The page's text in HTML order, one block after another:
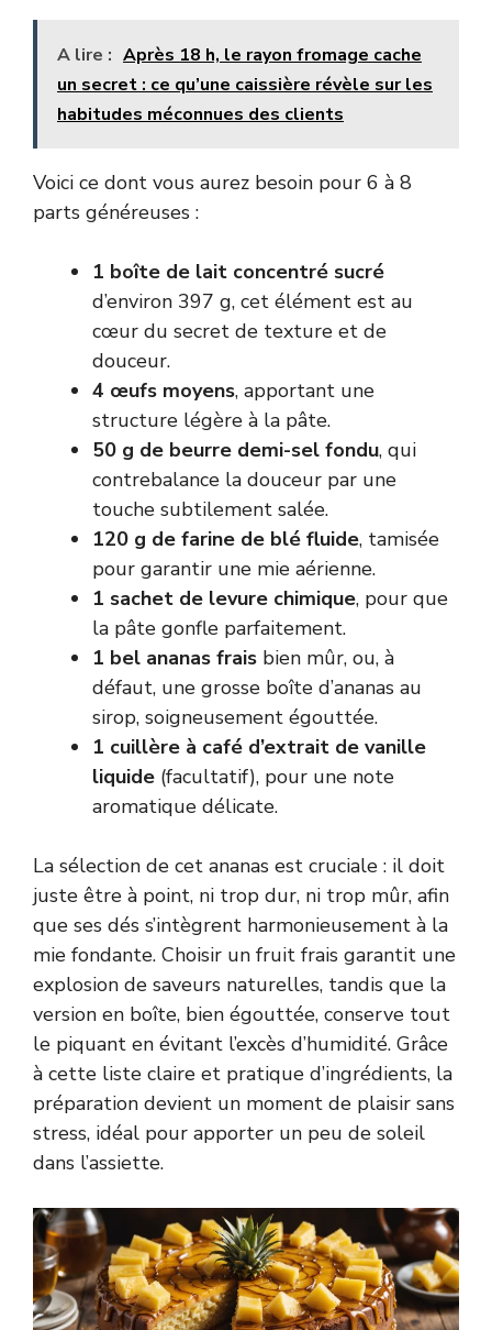
A lire : Après 18 h, le rayon fromage cache
un secret : ce qu’une caissière révèle sur les
habitudes méconnues des clients
Voici ce dont vous aurez besoin pour 6 à 8
parts généreuses :
1 boîte de lait concentré sucré
d’environ 397 g, cet élément est au
cœur du secret de texture et de
douceur.
4 œufs moyens, apportant une
structure légère à la pâte.
50 g de beurre demi-sel fondu, qui
contrebalance la douceur par une
touche subtilement salée.
120 g de farine de blé fluide, tamisée
pour garantir une mie aérienne.
1 sachet de levure chimique, pour que
la pâte gonfle parfaitement.
1 bel ananas frais bien mûr, ou, à
défaut, une grosse boîte d’ananas au
sirop, soigneusement égouttée.
1 cuillère à café d’extrait de vanille
liquide (facultatif), pour une note
aromatique délicate.
La sélection de cet ananas est cruciale : il doit
juste être à point, ni trop dur, ni trop mûr, afin
que ses dés s’intègrent harmonieusement à la
mie fondante. Choisir un fruit frais garantit une
explosion de saveurs naturelles, tandis que la
version en boîte, bien égouttée, conserve tout
le piquant en évitant l’excès d’humidité. Grâce
à cette liste claire et pratique d’ingrédients, la
préparation devient un moment de plaisir sans
stress, idéal pour apporter un peu de soleil
dans l’assiette.